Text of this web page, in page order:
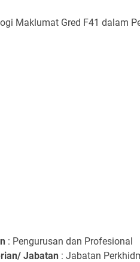
Maklumat Gred F41 dalam
: Pengurusan dan Profesional
Jabatan : Jabatan